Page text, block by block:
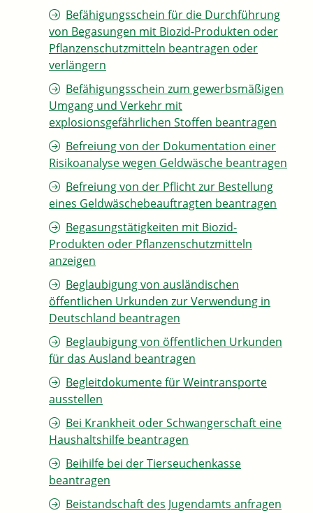
Befähigungsschein für die Durchführung
von Begasungen mit Biozid-Produkten oder
Pflanzenschutzmitteln beantragen oder
verlängern
Befähigungsschein zum gewerbsmäßigen
Umgang und Verkehr mit
explosionsgefährlichen Stoffen beantragen
Befreiung von der Dokumentation einer
Risikoanalyse wegen Geldwäsche beantragen
Befreiung von der Pflicht zur Bestellung
eines Geldwäschebeauftragten beantragen
Begasungstätigkeiten mit Biozid-
Produkten oder Pflanzenschutzmitteln
anzeigen
Beglaubigung von ausländischen
öffentlichen Urkunden zur Verwendung in
Deutschland beantragen
Beglaubigung von öffentlichen Urkunden
für das Ausland beantragen
Begleitdokumente für Weintransporte
ausstellen
Bei Krankheit oder Schwangerschaft eine
Haushaltshilfe beantragen
Beihilfe bei der Tierseuchenkasse
beantragen
Beistandschaft des Jugendamts anfragen